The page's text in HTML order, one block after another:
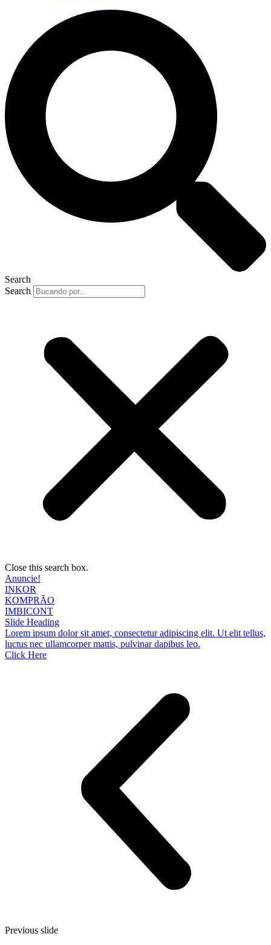
Search
Search
Close this search box.
Anuncie!
INKOR
KOMPRÃO
IMBICONT
Slide Heading
Lorem ipsum dolor sit amet, consectetur adipiscing elit. Ut elit tellus,
luctus nec ullamcorper mattis, pulvinar dapibus leo.
Click Here
Previous slide